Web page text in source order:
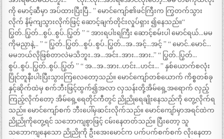
ကို မောင့်ဆီမှာ အပ်ထားပြီးပြီ.. ” မောင်ကျော်၏ဖင်ကြီးက ကြွတက်သွား
လိုက် နိမ့်ကျသွားလိုက်ဖြင့် ဆောင့်ချက်တိုင်းလှုပ်ရှား ၍နေသည်။“
ပြွတ်..ပြွတ်…စွပ်..စွပ်..ပြွတ် ” “ အားရပါးရကြီး ဆောင့်စမ်းပါ မောင်ရယ်…မမ
ကိုမညှာနဲ့… ” “ ပြွတ်..ပြွတ်…စွပ်..စွပ်..ပြွတ်…အ..အင့်…အင့် ” “ မောင်..မောင်…
မမဘယ်လိုဖြစ်တာလဲမသိဘူး..အ…အင်း..အား…အား..” “ ပြွတ်..ပြွတ်…
စွပ်..စွပ်..ပြွတ်..စွပ်..ပြွတ် ” “ အ…အ..အား..ဟင်း…ဟင်း… ” နှစ်ယောက်စလုံး
ပြိုင်တူနီးပါးပြီးသွားကြလေတော့သည်။ မောင်ကျော်တစ်ယောက် ကိစ္စတစ်ခု
နှင့်ဆိုက်ထဲမှ စက်ဘီးဖြင့်ထွက်၍အလာ လှသန်းတို့အိမ်ရှေ့အရောက် လှည့်
ကြည့်လိုက်တော့ အိမ်ရှေ့ရေတိုင်ကီတွင် ညိုညိုရေချိုးနေသည်ကို တွေ့လိုက်ရ
သည်။ မောင်ကျော်စက် ဘီးပေါ်မှဆင်းလိုက်သည်။ မောင်ကျော်မှာအရင်ထဲက
ညိုညိုကိုတွေ့ရင် သဘောကျစွာဖြင့် ငမ်းနေတတ်သည်။ ပြီးတော့ သူ
သဘောကျနေသော ညိုညိုကို ဦးအေးမောင်က ပက်ပက်စက်စက် လိုးနေတာ